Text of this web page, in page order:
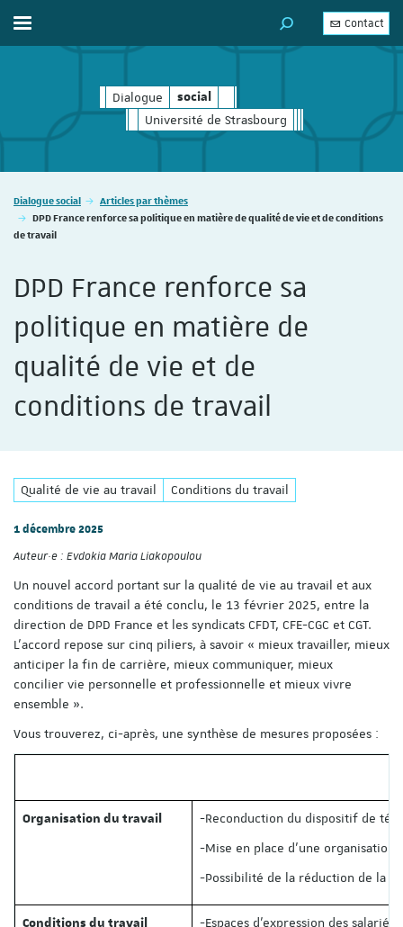
Dialogue social
social
Université de Strasbourg
Afficher / masquer le menu MOTEUR DE
Contact
Vous êtes ici :
Dialogue social
Articles par thèmes
DPD France renforce sa politique en matière de qualité de vie et de conditions
de travail
DPD France renforce sa
politique en matière de
qualité de vie et de
conditions de travail
Qualité de vie au travail Conditions du travail
1 décembre 2025
Auteur·e : Evdokia Maria Liakopoulou
Un nouvel accord portant sur la qualité de vie au travail et aux
conditions de travail a été conclu, le 13 février 2025, entre la
direction de DPD France et les syndicats CFDT, CFE-CGC et CGT.
L’accord repose sur cinq piliers, à savoir « mieux travailler, mieux
anticiper la fin de carrière, mieux communiquer, mieux
concilier vie personnelle et professionnelle et mieux vivre
ensemble ».
Vous trouverez, ci-après, une synthèse de mesures proposées :
Organisation du travail
-Reconduction du dispositif de
-Mise en place d’une
-Possibilité de la réduction de la
Conditions du travail
-Espaces d’expression des